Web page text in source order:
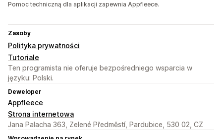
Pomoc techniczną dla aplikacji zapewnia Appfleece.
Zasoby
Polityka prywatności
Tutoriale
Ten programista nie oferuje bezpośredniego wsparcia w
języku: Polski.
Deweloper
Appfleece
Strona internetowa
Jana Palacha 363, Zelené Předměstí, Pardubice, 530 02, CZ